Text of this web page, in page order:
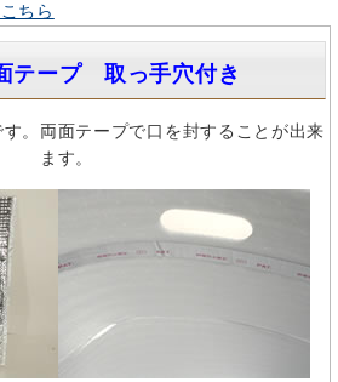
ちら
テープ 取っ手穴付き
。両面テープで口を封することが出来
ます。